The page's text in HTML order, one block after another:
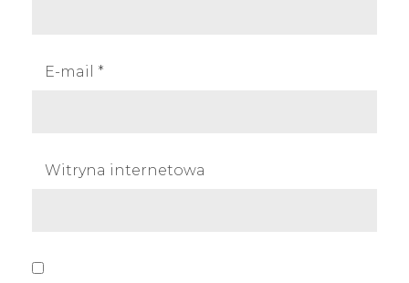
E-mail *
Witryna internetowa